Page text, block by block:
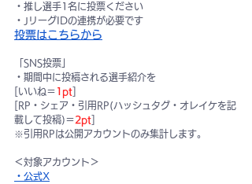
・推し選手1名に投票ください
・JリーグIDの連携が必要です
投票はこちらから
「SNS投票」
・期間中に投稿される選手紹介を
[いいね＝ 1pt
[RP・シェア・引用RP(ハッシュタグ・オレイケを記
載して投稿)＝2pt
※引用RPは公開アカウントのみ集計します。
＜対象アカウント＞
・公式X